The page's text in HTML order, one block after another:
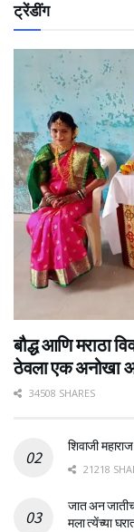
ट्रेंडींग
बौद्ध आणि मराठा
ठेवला एक अनोखा
34508 SHARES
शिवाजी
21218
जात अन
मला त्येंच्या